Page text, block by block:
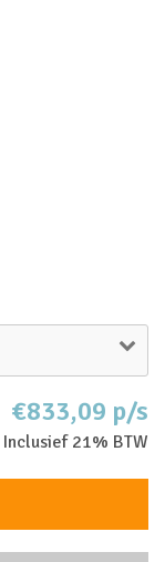
€833,09 p/s
Inclusief 21% BTW